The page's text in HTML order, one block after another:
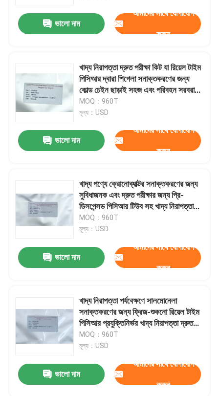
ভালো দাম
আমাদের সাথে যোগাযোগ
করুন
খাদ্য নিরাপত্তা দ্রুত পরীক্ষা কিট যা রিয়েল টাইম
পিসিআর দ্বারা শিগেলা সনাক্তকরণের জন্য
কোল্ড চেইন ছাড়াই সহজ এবং পরিবহন সরবরাহ
করে
MOQ：960T
মূল্য：USD
ভালো দাম
আমাদের সাথে যোগাযোগ
করুন
খাদ্য পণ্যে ক্রোনোব্যাক্টর সনাক্তকরণের জন্য
সুবিধাজনক এবং দ্রুত পরীক্ষার জন্য প্রি-
ডিসপেন্সড পিসিআর টিউব সহ খাদ্য নিরাপত্তা
দ্রুত পরীক্ষা কিট
MOQ：960T
মূল্য：USD
ভালো দাম
আমাদের সাথে যোগাযোগ
করুন
খাদ্য নিরাপত্তা পর্যবেক্ষণে সালমোনেলা
সনাক্তকরণের জন্য ফ্রিজ-শুকনো রিয়েল টাইম
পিসিআর প্রযুক্তিনির্ভর খাদ্য নিরাপত্তা দ্রুত
পরীক্ষা কিট
MOQ：960T
মূল্য：USD
ভালো দাম
আমাদের সাথে যোগাযোগ
করুন